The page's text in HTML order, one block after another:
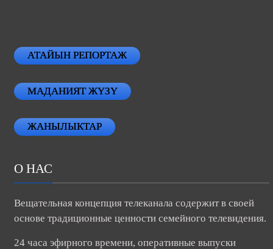
АТАЙЫН РЕПОРТАЖ
МАДАНИЯТ ЖҮЗҮ
ЖАНЫЛЫКТАР
О НАС
Вещательная концепция телеканала содержит в своей
основе традиционные ценности семейного телевидения.
24 часа эфирного времени, оперативные выпуски